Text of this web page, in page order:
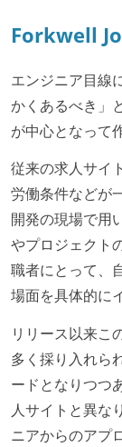
Forkwell
エンジニア目線
かくあるべき」
が中心となって
従来の求人サイ
労働条件などが
開発の現場で用
やプロジェクト
職者にとって、
場面を具体的に
リリース以来こ
多く採り入れら
ードとなりつつ
人サイトと異な
ニアからのアプ